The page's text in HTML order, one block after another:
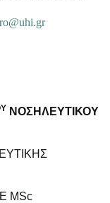
ΝΟΣΗΛΕΥΤΙΚΟΥ
MSc